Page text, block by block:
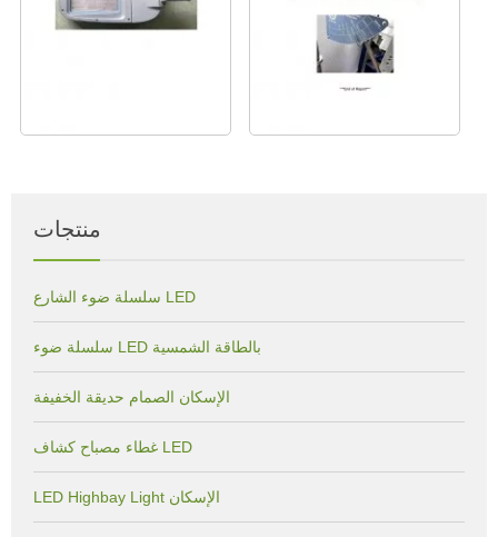
منتجات
سلسلة ضوء الشارع LED
سلسلة ضوء LED بالطاقة الشمسية
الإسكان الصمام حديقة الخفيفة
غطاء مصباح كشاف LED
LED Highbay Light الإسكان